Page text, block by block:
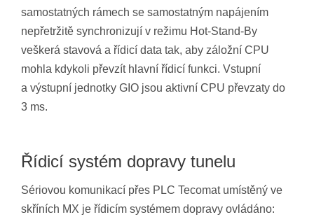
samostatných rámech se samostatným napájením
nepřetržitě synchronizují v režimu Hot-Stand-By
veškerá stavová a řídicí data tak, aby záložní CPU
mohla kdykoli převzít hlavní řídicí funkci. Vstupní
a výstupní jednotky GIO jsou aktivní CPU převzaty do
3 ms.
Řídicí systém dopravy tunelu
Sériovou komunikací přes PLC Tecomat umístěný ve
skříních MX je řídicím systémem dopravy ovládáno: